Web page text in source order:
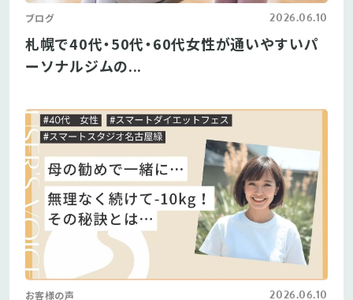
ブログ 2026.06.10
札幌で40代・50代・60代女性が通いやすいパ
ーソナルジムの...
お客様の声 2026.06.10